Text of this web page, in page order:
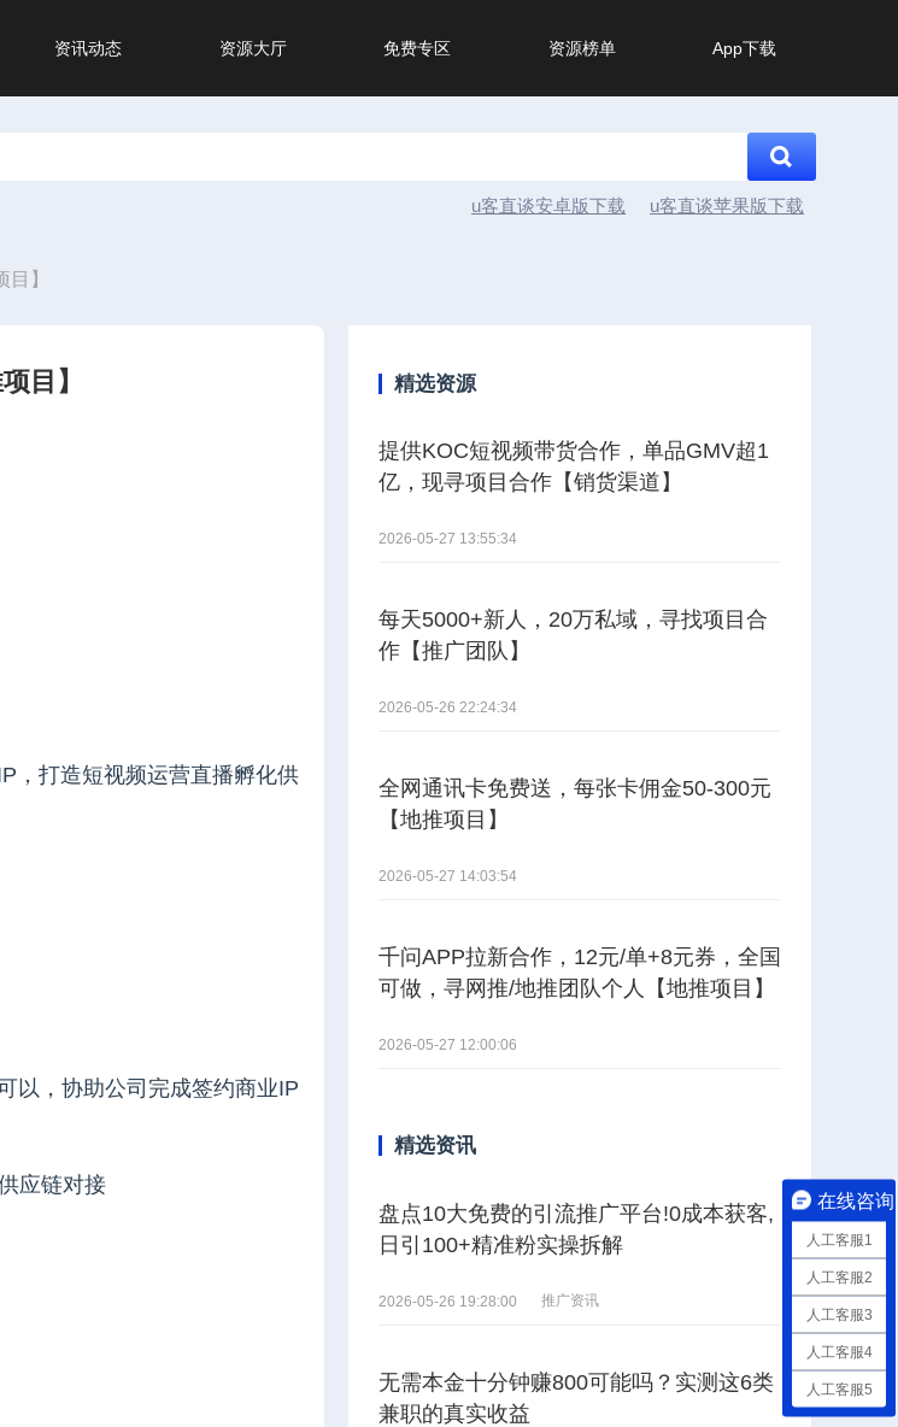
资讯动态 资源大厅 免费专区 资源榜单 App下载
u客直谈安卓版下载 u客直谈苹果版下载
】
目】
，打造短视频运营直播孵化供
以，协助公司完成签约商业IP
应链对接
精选资源
提供KOC短视频带货合作，单品GMV超1
亿，现寻项目合作【销货渠道】
2026-05-27 13:55:34
每天5000+新人，20万私域，寻找项目合
作【推广团队】
2026-05-26 22:24:34
全网通讯卡免费送，每张卡佣金50-300元
【地推项目】
2026-05-27 14:03:54
千问APP拉新合作，12元/单+8元券，全国
可做，寻网推/地推团队个人【地推项目】
2026-05-27 12:00:06
精选资讯
盘点10大免费的引流推广平台!0成本获客,
日引100+精准粉实操拆解
2026-05-26 19:28:00 推广资讯
无需本金十分钟赚800可能吗？实测这6类
兼职的真实收益
在线咨询
人工客服1
人工客服2
人工客服3
人工客服4
人工客服5